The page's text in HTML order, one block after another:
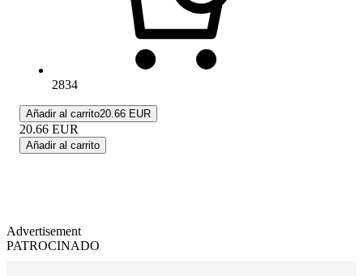
2834
Añadir al carrito20.66 EUR
20.66 EUR
Añadir al carrito
Advertisement
PATROCINADO